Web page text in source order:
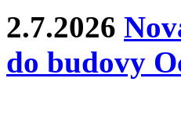
2.7.2026
do budovy